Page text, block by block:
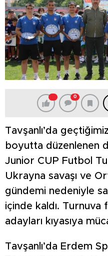
0
Tavşanlı’da
boyutta düzenlenen
Junior CUP Futbol
Ukrayna savaşı ve
gündemi nedeniyle
içinde kaldı. Turnuva
adayları kıyasıya
Tavşanlı’da Erdem